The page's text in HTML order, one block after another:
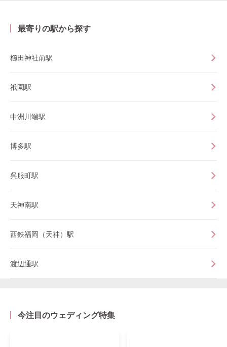
最寄りの駅から探す
櫛田神社前駅
祇園駅
中洲川端駅
博多駅
呉服町駅
天神南駅
西鉄福岡（天神）駅
渡辺通駅
今注目のウェディング特集